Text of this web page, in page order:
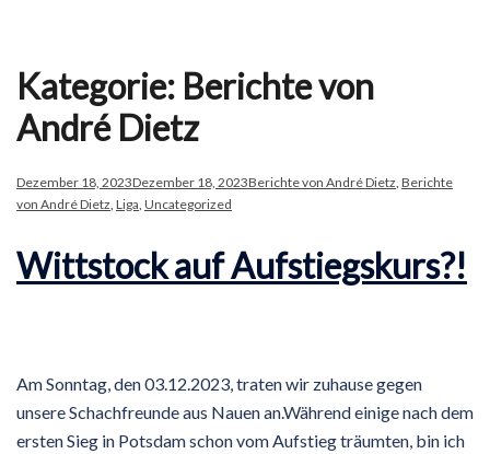
Kategorie: Berichte von
André Dietz
Dezember 18, 2023Dezember 18, 2023Berichte von André Dietz, Berichte
von André Dietz, Liga, Uncategorized
Wittstock auf Aufstiegskurs?!
Am Sonntag, den 03.12.2023, traten wir zuhause gegen
unsere Schachfreunde aus Nauen an.Während einige nach dem
ersten Sieg in Potsdam schon vom Aufstieg träumten, bin ich